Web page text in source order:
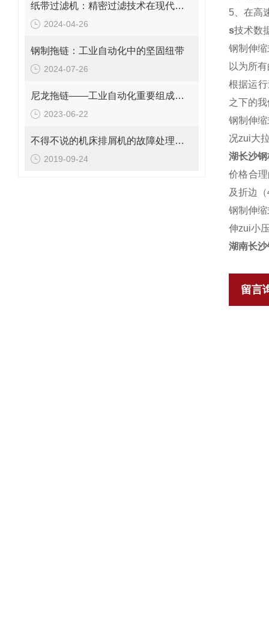
纸带过滤机：精密过滤技术在现代工业中的应用与价值
2024-04-26
钢制拖链：工业自动化中的坚固纽带
2024-07-26
尼龙拖链——工业自动化重要组成部分
2023-06-22
不得不说的机床排屑机的故障处理方法
2019-09-24
5、在高
s技术数
钢制伸
以为所
根据运
之下的
钢制伸
况zui大
湖长沙
价格合
及折边
钢制伸
伸zui小
湖南长
留言